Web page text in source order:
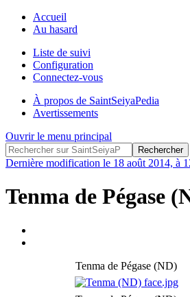
Accueil
Au hasard
Liste de suivi
Configuration
Connectez-vous
À propos de SaintSeiyaPedia
Avertissements
Ouvrir le menu principal
Dernière modification le 18 août 2014, à
Tenma de Pégase
Tenma de Pégase (ND)